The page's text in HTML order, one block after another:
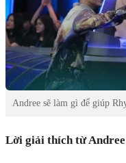
Andree sẽ làm gì để giúp
Lời giải thích từ Andree